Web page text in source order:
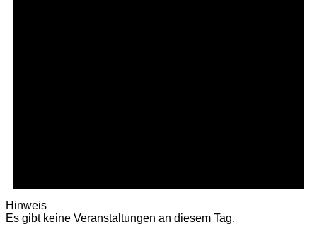
Hinweis
Es gibt keine Veranstaltungen an diesem Tag.